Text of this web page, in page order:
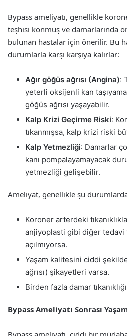
Bypass ameliyatı, genellikle
teşhisi konmuş ve damarlarında
bulunan hastalar için önerilir. Bu
durumlarla karşı karşıya kalırlar:
Ağır göğüs ağrısı (Angina):
yeterli oksijenli kan
göğüs ağrısı yaşayabilir.
Kalp Krizi Geçirme Riski:
tıkanmışsa, kalp krizi riski
Kalp Yetmezliği: Damarlar
kanı pompalayamayacak
yetmezliği gelişebilir.
Ameliyat, genellikle şu
Koroner arterdeki
anjiyoplasti gibi diğer
açılmıyorsa.
Yaşam kalitesini ciddi
ağrısı) şikayetleri varsa.
Birden fazla damar
Bypass Ameliyatı Sonrası